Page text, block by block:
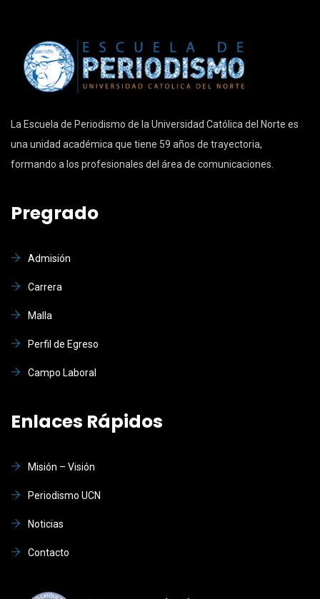
La Escuela de Periodismo de la Universidad Católica del Norte es
una unidad académica que tiene 59 años de trayectoria,
formando a los profesionales del área de comunicaciones.
Pregrado
Admisión
Carrera
Malla
Perfil de Egreso
Campo Laboral
Enlaces Rápidos
Misión – Visión
Periodismo UCN
Noticias
Contacto